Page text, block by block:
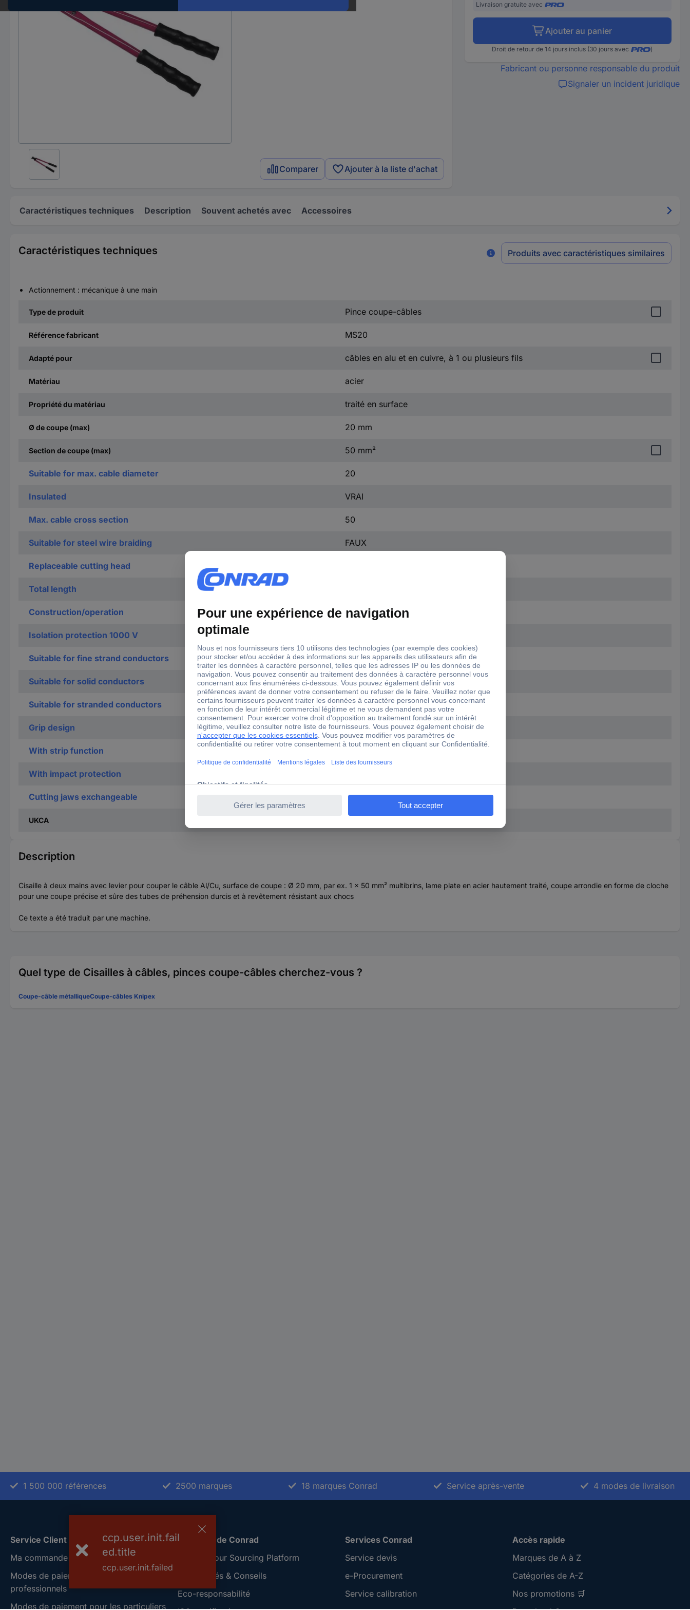
Comparer Ajouter à la liste d'achat
Livraison gratuite avec
Ajouter au panier
Droit de retour de 14 jours inclus (30 jours avec )
Fabricant ou personne responsable du produit
Signaler un incident juridique
Caractéristiques techniques Description Souvent achetés avec Accessoires
Caractéristiques techniques Produits avec caractéristiques similaires
Actionnement : mécanique à une main
Type de produit Pince coupe-câbles
Référence fabricant MS20
Adapté pour câbles en alu et en cuivre, à 1 ou plusieurs fils
Matériau acier
Propriété du matériau traité en surface
Ø de coupe (max) 20 mm
Section de coupe (max) 50 mm²
Suitable for max. cable diameter 20
Insulated VRAI
Max. cable cross section 50
Suitable for steel wire braiding FAUX
Replaceable cutting head
Total length
Construction/operation Mechanic one hand
Isolation protection 1000 V
Suitable for fine strand conductors VRAI
Suitable for solid conductors VRAI
Suitable for stranded conductors VRAI
Grip design 2-components
With strip function
With impact protection
Cutting jaws exchangeable FAUX
UKCA
Description
Cisaille à deux mains avec levier pour couper le câble Al/Cu, surface de coupe : Ø 20 mm, par ex. 1 x 50 mm² multibrins, lame plate en acier hautement traité, coupe arrondie en forme de cloche
pour une coupe précise et sûre des tubes de préhension durcis et à revêtement résistant aux chocs
Ce texte a été traduit par une machine.
Quel type de Cisailles à câbles, pinces coupe-câbles cherchez-vous ?
Coupe-câble métalliqueCoupe-câbles Knipex
1 500 000 références 2500 marques 18 marques Conrad Service après-vente 4 modes de livraison
Service Client
Ma commande
Modes de paiement pour les
professionnels
Modes de paiement pour les particuliers
A propos de Conrad
Conrad Your Sourcing Platform
Nouveautés & Conseils
Eco-responsabilité
Services Conrad
Service devis
e-Procurement
Service calibration
Accès rapide
Marques de A à Z
Catégories de A-Z
Nos promotions 🛒
ccp.user.init.fail
ed.title
ccp.user.init.failed